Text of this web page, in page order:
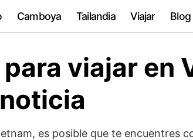
Camboya Tailandia Viajar Blog
viajar en
es posible que te encuentres